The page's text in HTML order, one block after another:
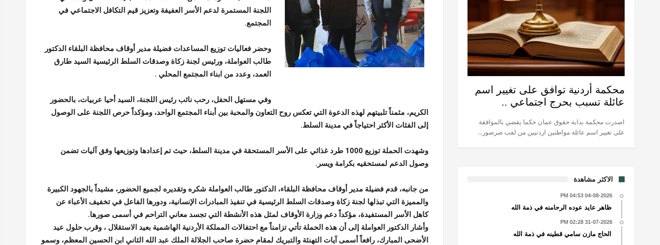
اللجنة المستمرة لدعم الأسر العفيفة وتعزيز قيم التكافل الاجتماعي في
المجتمع.
وحضر فعاليات توزيع المساعدات فضيلة مدير أوقاف محافظة البلقاء الدكتور
طالب العواملة، ورئيس لجنة زكاة وصدقات السلط الرئيسية السيد طارق
العمد، وعدد من ابناء المجتمع المحلي .
وفي مستهل الحفل، رحب نائب رئيس اللجنة، السيد أحيا عربيات، بالحضور
الكريم، مثمناً تلبيتهم لهذه الدعوة التي تعكس روح التعاون والمحبة بين أبناء المجتمع الواحد، ومؤكداً حرص اللجنة على الوصول
إلى الفئات الأكثر احتياجاً في مدينة السلط.
وشهدت الحملة توزيع 1000 طرد غذائي على الأسر المستحقة في مدينة السلط، حيث تم إعدادها وتوزيعها وفق آليات تضمن
وصول الدعم لمستحقيه بكرامة ويسر.
من جانبه، قدم فضيلة مدير أوقاف محافظة البلقاء، الدكتور طالب العواملة شكره وتقديره لجميع الحضور، مشيداً بالجهود الكبيرة
والمميزة التي تبذلها لجنة زكاة وصدقات السلط الرئيسية في تنفيذ المبادرات الإنسانية، ودورها الفاعل في تخفيف الأعباء عن
كاهل الأسر المستفيدة، مؤكداً دعم وزارة الأوقاف لمثل هذه الأنشطة التي تجسد معاني التراحم في أسمى صورها.
وأشار الدكتور العواملة إلى أن هذه الحملة تأتي تزامناً مع احتفالات المملكة الأردنية الهاشمية بعيد الاستقلال ، وقرب حلول عيد
الأضحى المبارك، رافعاً أسمى آيات التهنئة والتبريك لمقام حضرة صاحب الجلالة الملك عبد الله الثاني ابن الحسين المعظم، وسمو
محكمة أردنية توافق على تغيير اسم
عائلة تسبب بحرج اجتماعي ..
اصدرت محكمة بداية حقوق عمان حكما يقضي بالموافقة
على تغيير اسم عائلة مواطنين اردنيين من لقب صرصور...
الاكثر مشاهدة
04-08-2026 04:53 PM
ظاهر عايد عوده الرحامنه في ذمة الله
31-07-2026 02:28 PM
الحاج مازن سامي قطينه في ذمة الله